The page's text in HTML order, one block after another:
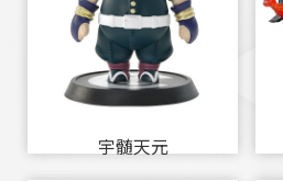
宇髄天元